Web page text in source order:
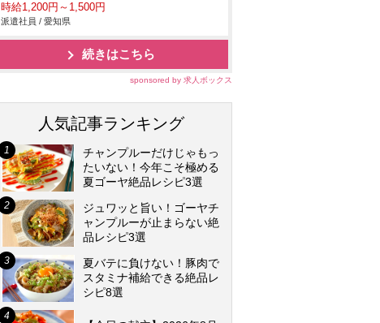
時給1,200円～1,500円
派遣社員 / 愛知県
続きはこちら
sponsored by 求人ボックス
人気記事ランキング
チャンプルーだけじゃもっ
たいない！今年こそ極める
夏ゴーヤ絶品レシピ3選
ジュワッと旨い！ゴーヤチ
ャンプルーが止まらない絶
品レシピ3選
夏バテに負けない！豚肉で
スタミナ補給できる絶品レ
シピ8選